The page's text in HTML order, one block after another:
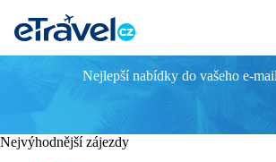
Grand Hotel Sunny Beach
V létě 2024 nově zrekonstruovaný hotel
Stravování formou All Inclusive
Nejlepší nabídky do vašeho e-
Nejvýhodnější zájezdy